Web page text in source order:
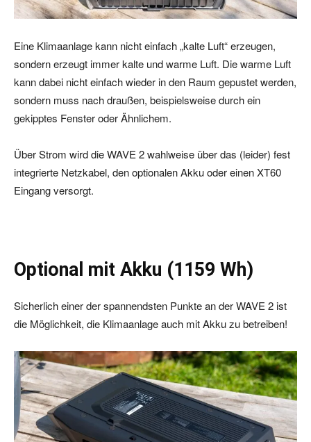
Eine Klimaanlage kann nicht einfach „kalte Luft“ erzeugen,
sondern erzeugt immer kalte und warme Luft. Die warme Luft
kann dabei nicht einfach wieder in den Raum gepustet werden,
sondern muss nach draußen, beispielsweise durch ein
gekipptes Fenster oder Ähnlichem.
Über Strom wird die WAVE 2 wahlweise über das (leider) fest
integrierte Netzkabel, den optionalen Akku oder einen XT60
Eingang versorgt.
Optional mit Akku (1159 Wh)
Sicherlich einer der spannendsten Punkte an der WAVE 2 ist
die Möglichkeit, die Klimaanlage auch mit Akku zu betreiben!